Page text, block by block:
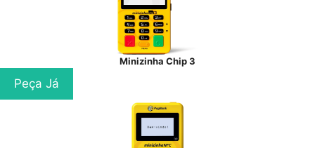
Minizinha Chip 3
Peça Já